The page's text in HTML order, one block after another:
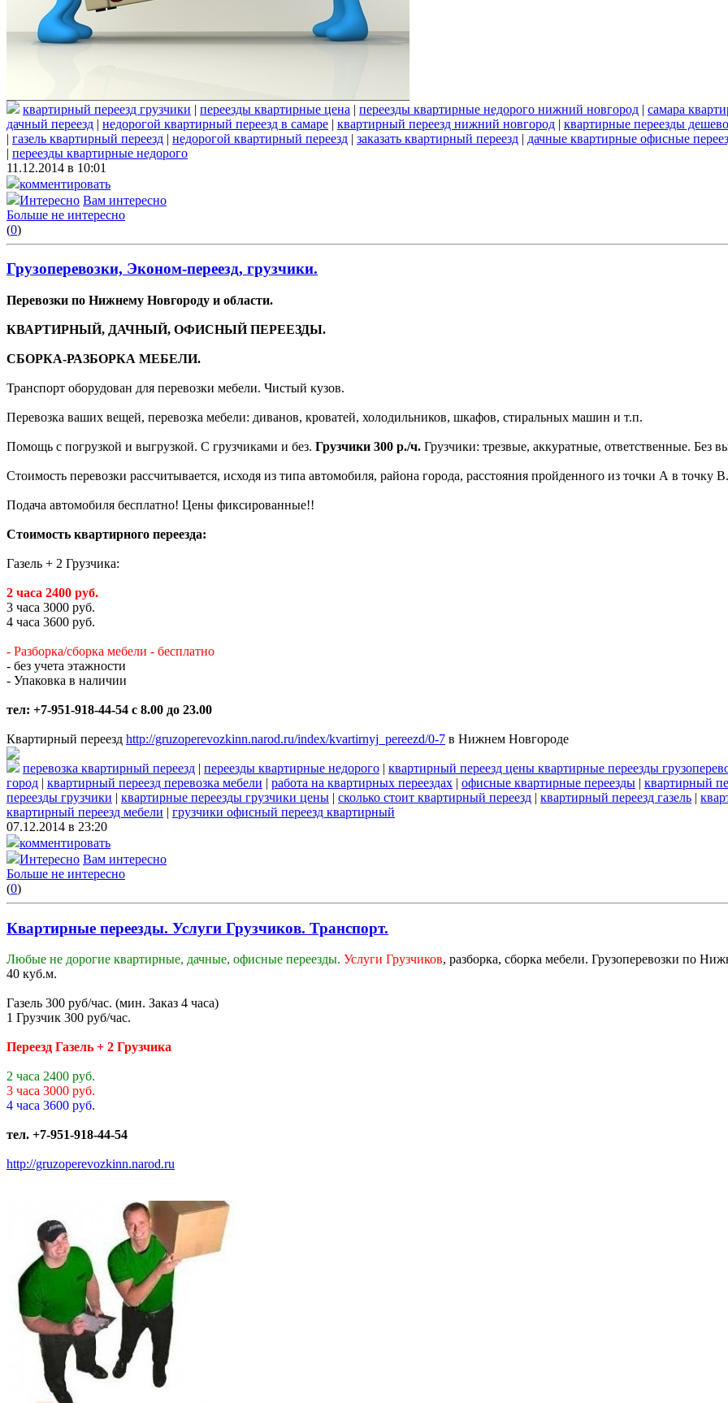
квартирный переезд грузчики | переезды квартирные цена | переезды квартирные недорого нижний новгород | самара
дачный переезд | недорогой квартирный переезд в самаре | квартирный переезд нижний новгород | квартирные переезды дешево
| газель квартирный переезд | недорогой квартирный переезд | заказать квартирный переезд | дачные квартирные офисные
| переезды квартирные недорого
11.12.2014 в 10:01
комментировать
Интересно Вам интересно
Больше не интересно
(0)
Грузоперевозки, Эконом-переезд, грузчики.
Перевозки по Нижнему Новгороду и области.
КВАРТИРНЫЙ, ДАЧНЫЙ, ОФИСНЫЙ ПЕРЕЕЗДЫ.
СБОРКА-РАЗБОРКА МЕБЕЛИ.
Транспорт оборудован для перевозки мебели. Чистый кузов.
Перевозка ваших вещей, перевозка мебели: диванов, кроватей, холодильников, шкафов, стиральных машин и т.п.
Помощь с погрузкой и выгрузкой. С грузчиками и без. Грузчики 300 р./ч. Грузчики: трезвые, аккуратные, ответственные. Без
Стоимость перевозки рассчитывается, исходя из типа автомобиля, района города, расстояния пройденного из точки А в точку В.
Подача автомобиля бесплатно! Цены фиксированные!!
Стоимость квартирного переезда:
Газель + 2 Грузчика:
2 часа 2400 руб.
3 часа 3000 руб.
4 часа 3600 руб.
- Разборка/сборка мебели - бесплатно
- без учета этажности
- Упаковка в наличии
тел: +7-951-918-44-54 c 8.00 до 23.00
Квартирный переезд http://gruzoperevozkinn.narod.ru/index/kvartirnyj_pereezd/0-7 в Нижнем Новгороде
перевозка квартирный переезд | переезды квартирные недорого | квартирный переезд цены квартирные переезды
город | квартирный переезд перевозка мебели | работа на квартирных переездах | офисные квартирные переезды | квартирный
переезды грузчики | квартирные переезды грузчики цены | сколько стоит квартирный переезд | квартирный переезд газель |
квартирный переезд мебели | грузчики офисный переезд квартирный
07.12.2014 в 23:20
комментировать
Интересно Вам интересно
Больше не интересно
(0)
Квартирные переезды. Услуги Грузчиков. Транспорт.
Любые не дорогие квартирные, дачные, офисные переезды. Услуги Грузчиков, разборка, сборка мебели. Грузоперевозки по
40 куб.м.
Газель 300 руб/час. (мин. Заказ 4 часа)
1 Грузчик 300 руб/час.
Переезд Газель + 2 Грузчика
2 часа 2400 руб.
3 часа 3000 руб.
4 часа 3600 руб.
тел. +7-951-918-44-54
http://gruzoperevozkinn.narod.ru